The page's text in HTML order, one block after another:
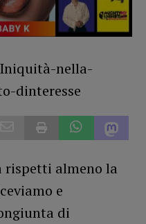
rispetti almeno la
e
di